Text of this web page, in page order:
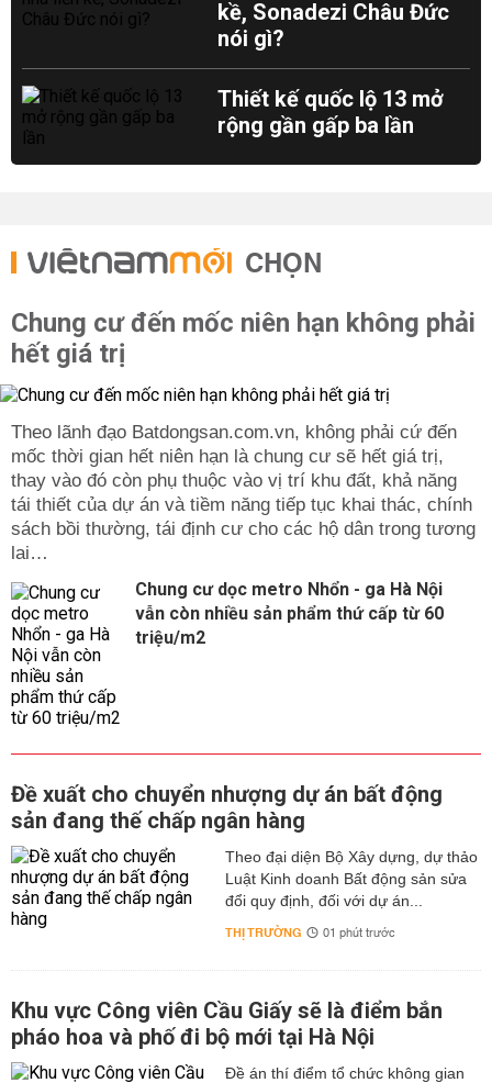
kề, Sonadezi Châu Đức
nói gì?
Thiết kế quốc lộ 13 mở
rộng gần gấp ba lần
CHỌN
Chung cư đến mốc niên hạn không phải
hết giá trị
Theo lãnh đạo Batdongsan.com.vn, không phải cứ đến
mốc thời gian hết niên hạn là chung cư sẽ hết giá trị,
thay vào đó còn phụ thuộc vào vị trí khu đất, khả năng
tái thiết của dự án và tiềm năng tiếp tục khai thác, chính
sách bồi thường, tái định cư cho các hộ dân trong tương
lai…
Chung cư dọc metro Nhổn - ga Hà Nội
vẫn còn nhiều sản phẩm thứ cấp từ 60
triệu/m2
Đề xuất cho chuyển nhượng dự án bất động
sản đang thế chấp ngân hàng
Theo đại diện Bộ Xây dựng, dự thảo
Luật Kinh doanh Bất động sản sửa
đổi quy định, đối với dự án...
THỊ TRƯỜNG 01 phút trước
Khu vực Công viên Cầu Giấy sẽ là điểm bắn
pháo hoa và phố đi bộ mới tại Hà Nội
Đề án thí điểm tổ chức không gian